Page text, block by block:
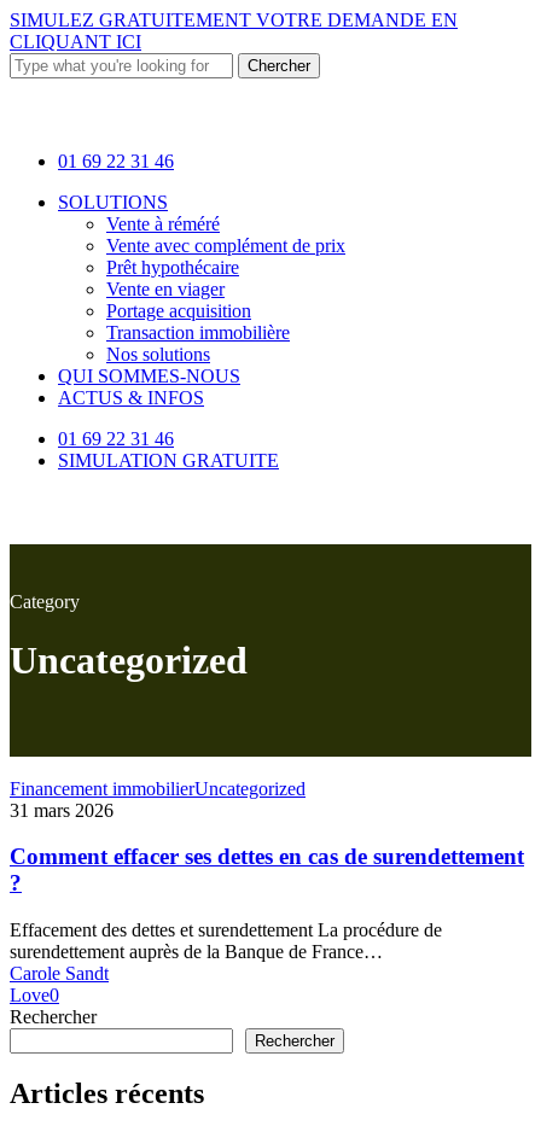
Skip
to
main
content
SIMULEZ GRATUITEMENT VOTRE DEMANDE EN
CLIQUANT ICI
Chercher
01 69 22 31 46
Menu
SOLUTIONS
Vente à réméré
Vente avec complément de prix
Prêt hypothécaire
Vente en viager
Portage acquisition
Transaction immobilière
Nos solutions
QUI SOMMES-NOUS
ACTUS & INFOS
01 69 22 31 46
SIMULATION GRATUITE
Category
Uncategorized
Comment
effacer
dettes
en
cas
surendettement
?
Financement immobilierUncategorized
31 mars 2026
Comment effacer ses dettes en cas de surendettement
?
Effacement des dettes et surendettement La procédure de
surendettement auprès de la Banque de France…
Carole Sandt
Love0
Rechercher
Rechercher
Articles récents